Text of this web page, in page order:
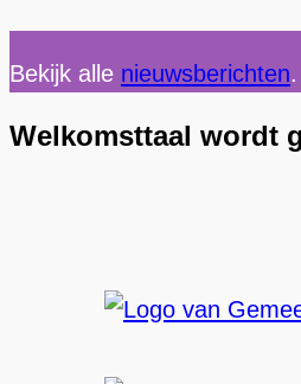
Bekijk alle nieuwsberichten.
Welkomsttaal wordt